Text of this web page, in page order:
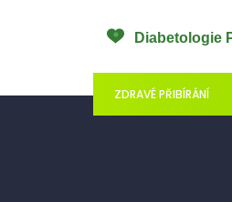
ZDRAVÉ PŘIBÍRÁNÍ